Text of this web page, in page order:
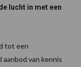
lucht in met een
tot een
van kennis